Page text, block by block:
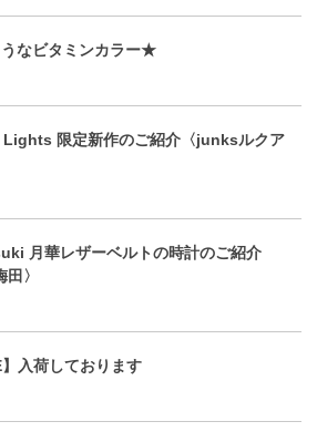
うなビタミンカラー★
Lights 限定新作のご紹介〈junksルクア
月華レザーベルトの時計のご紹介
〉
】入荷しております